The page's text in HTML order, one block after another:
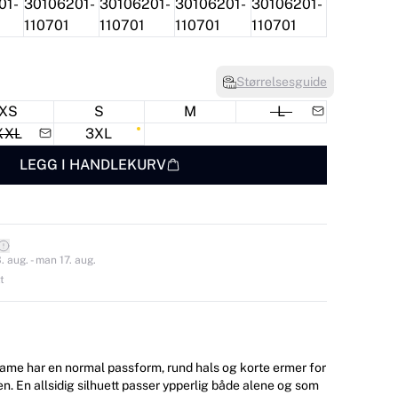
Størrelsesguide
XS S M
L
3XL
LEGG I HANDLEKURV
- man 17. aug.
har en normal passform, rund hals og korte ermer for
En allsidig silhuett passer ypperlig både alene og som